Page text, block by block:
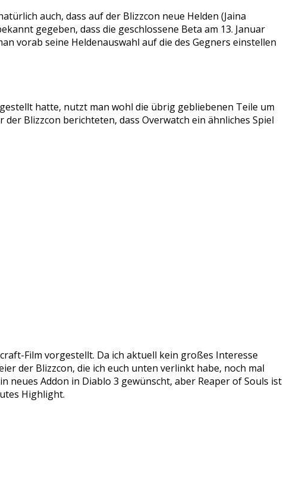
auch, dass auf der Blizzcon neue Helden (Jaina
gegeben, dass die geschlossene Beta am 13. Januar
vorab seine Heldenauswahl auf die des Gegners einstellen
hatte, nutzt man wohl die übrig gebliebenen Teile um
Blizzcon berichteten, dass Overwatch ein ähnliches Spiel
Film vorgestellt. Da ich aktuell kein großes Interesse
der Blizzcon, die ich euch unten verlinkt habe, noch mal
neues Addon in Diablo 3 gewünscht, aber Reaper of Souls ist
Highlight.